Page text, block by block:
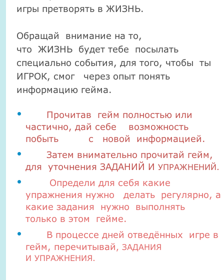
игры претворять в ЖИЗНЬ.
Обращай
внимание на то,
что ЖИЗНЬ будет тебе
посылать
специально события, для того, чтобы ты
ИГРОК, смог
через опыт понять
информацию гейма.
Прочитав гейм полностью или
частично, дай себе возможность
побыть с новой информацией.
Затем внимательно прочитай гейм,
для уточнения ЗАДАНИЙ И УПРАЖНЕНИЙ.
Определи для себя какие
упражнения нужно делать регулярно, а
какие задания нужно выполнять
только в этом гейме.
В процессе дней отведённых игре в
гейм, перечитывай , ЗАДАНИЯ
И УПРАЖНЕНИЯ.